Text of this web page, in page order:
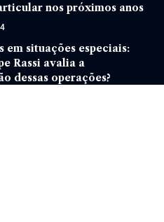
nos próximos anos
em situações especiais:
Rassi avalia a
dessas operações?